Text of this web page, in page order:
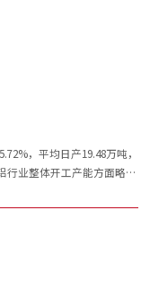
，平均日产19.48万吨，
行业整体开工产能方面略有
约为600万吨